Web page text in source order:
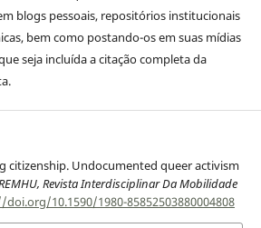
blogs pessoais, repositórios institucionais
bem como postando-os em suas mídias
seja incluída a citação completa da
citizenship. Undocumented queer activism
Revista Interdisciplinar Da Mobilidade
10.1590/1980-85852503880004808